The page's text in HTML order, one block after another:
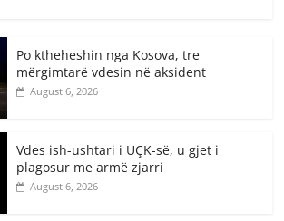
Po ktheheshin nga Kosova, tre
mërgimtarë vdesin në aksident
August 6, 2026
Vdes ish-ushtari i UÇK-së, u gjet i
plagosur me armë zjarri
August 6, 2026